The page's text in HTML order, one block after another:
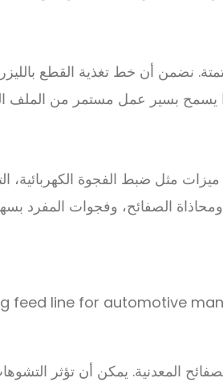
نضمن أن خط تغذية القطع
يسمح بسير عمل مستمر من
مثل ضبط الفجوة الكهربائية،
الصفائح، وفجوات المفرد
المعدنية. يمكن أن تؤثر